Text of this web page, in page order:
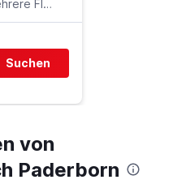
Fluglinien
Suchen
von
Paderborn